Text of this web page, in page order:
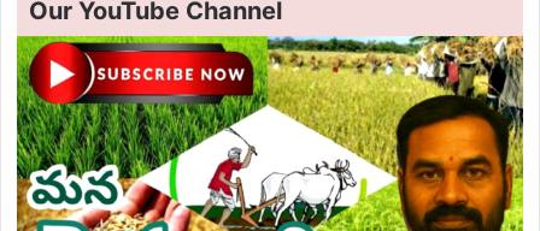
Our YouTube Channel